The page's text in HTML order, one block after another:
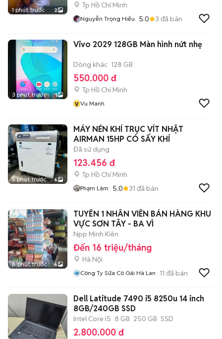
1 phút trước 2
Tp Hồ Chí Minh
Nguyễn Trọng Hiếu 5.0 3 đã bán
3 phút trước 1
Vivo 2029 128GB Màn hình nứt nhẹ
Dòng khác 128 GB
550.000 đ
Tp Hồ Chí Minh
v Vu Manh
5 phút trước 6
MÁY NÉN KHÍ TRỤC VÍT NHẬT
AIRMAN 15HP CÓ SẤY KHÍ
Đã sử dụng
123.456 đ
Tp Hồ Chí Minh
Phạm Lâm 5.0 31 đã bán
6 phút trước 6
TUYỂN 1 NHÂN VIÊN BÁN HÀNG KHU
VỰC SƠN TÂY - BA VÌ
Npp Minh Kiên
Đến 16 triệu/tháng
Hà Nội
Công Ty Sữa Cô Gái Hà Lan 11 đã bán
Dell Latitude 7490 i5 8250u 14 inch
8GB/240GB SSD
Intel Core i5 8 GB 250 GB SSD
2.800.000 đ